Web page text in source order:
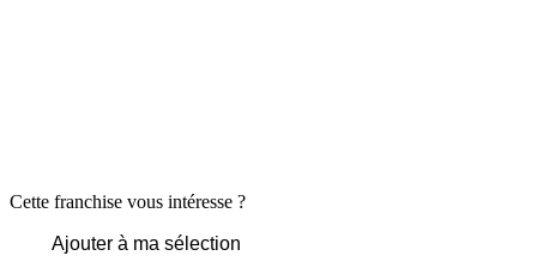
Cette franchise vous intéresse ?
Ajouter à ma sélection